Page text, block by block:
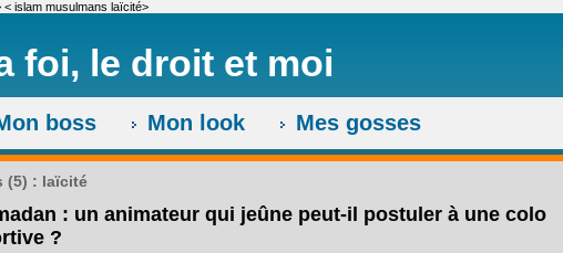
< islam musulmans laïcité>
foi, le droit et moi
boss Mon look Mes gosses
(5) : laïcité
: un animateur qui jeûne peut-il postuler à une colo
?